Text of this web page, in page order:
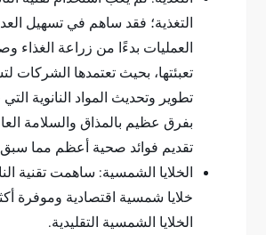
التغذية؛ فقد ساهم في تسهيل
العمليات بدءًا من زراعة الغذاء
تعبئتها، بحيث تعتمدها الشركات
تطوير وتحديث المواد النانوية
بفرق عظيم بالمذاق والسلامة
تقديم فوائد صحية أعظم مما
الخلايا الشمسية: ساهمت تقنية
خلايا شمسية اقتصادية وموفرة
الخلايا الشمسية التقليدية.